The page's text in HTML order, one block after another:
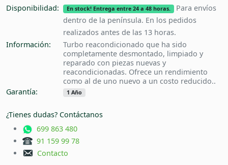
Disponibilidad: En stock! Entrega entre 24 a 48 horas.
Para envíos
dentro de la península. En los pedidos
realizados antes de las 13 horas.
Información:
Turbo reacondicionado que ha sido
completamente desmontado, limpiado y
reparado con piezas nuevas y
reacondicionadas. Ofrece un rendimiento
como al de uno nuevo a un costo reducido..
Garantía:
1 Año
¿Tienes dudas? Contáctanos
699 863 480
91 159 99 78
Contacto